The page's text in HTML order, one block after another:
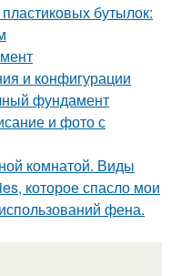
бутылок:
и конфигурации
фундамент
и фото с
комнатой. Виды
которое спасло мои
фена.